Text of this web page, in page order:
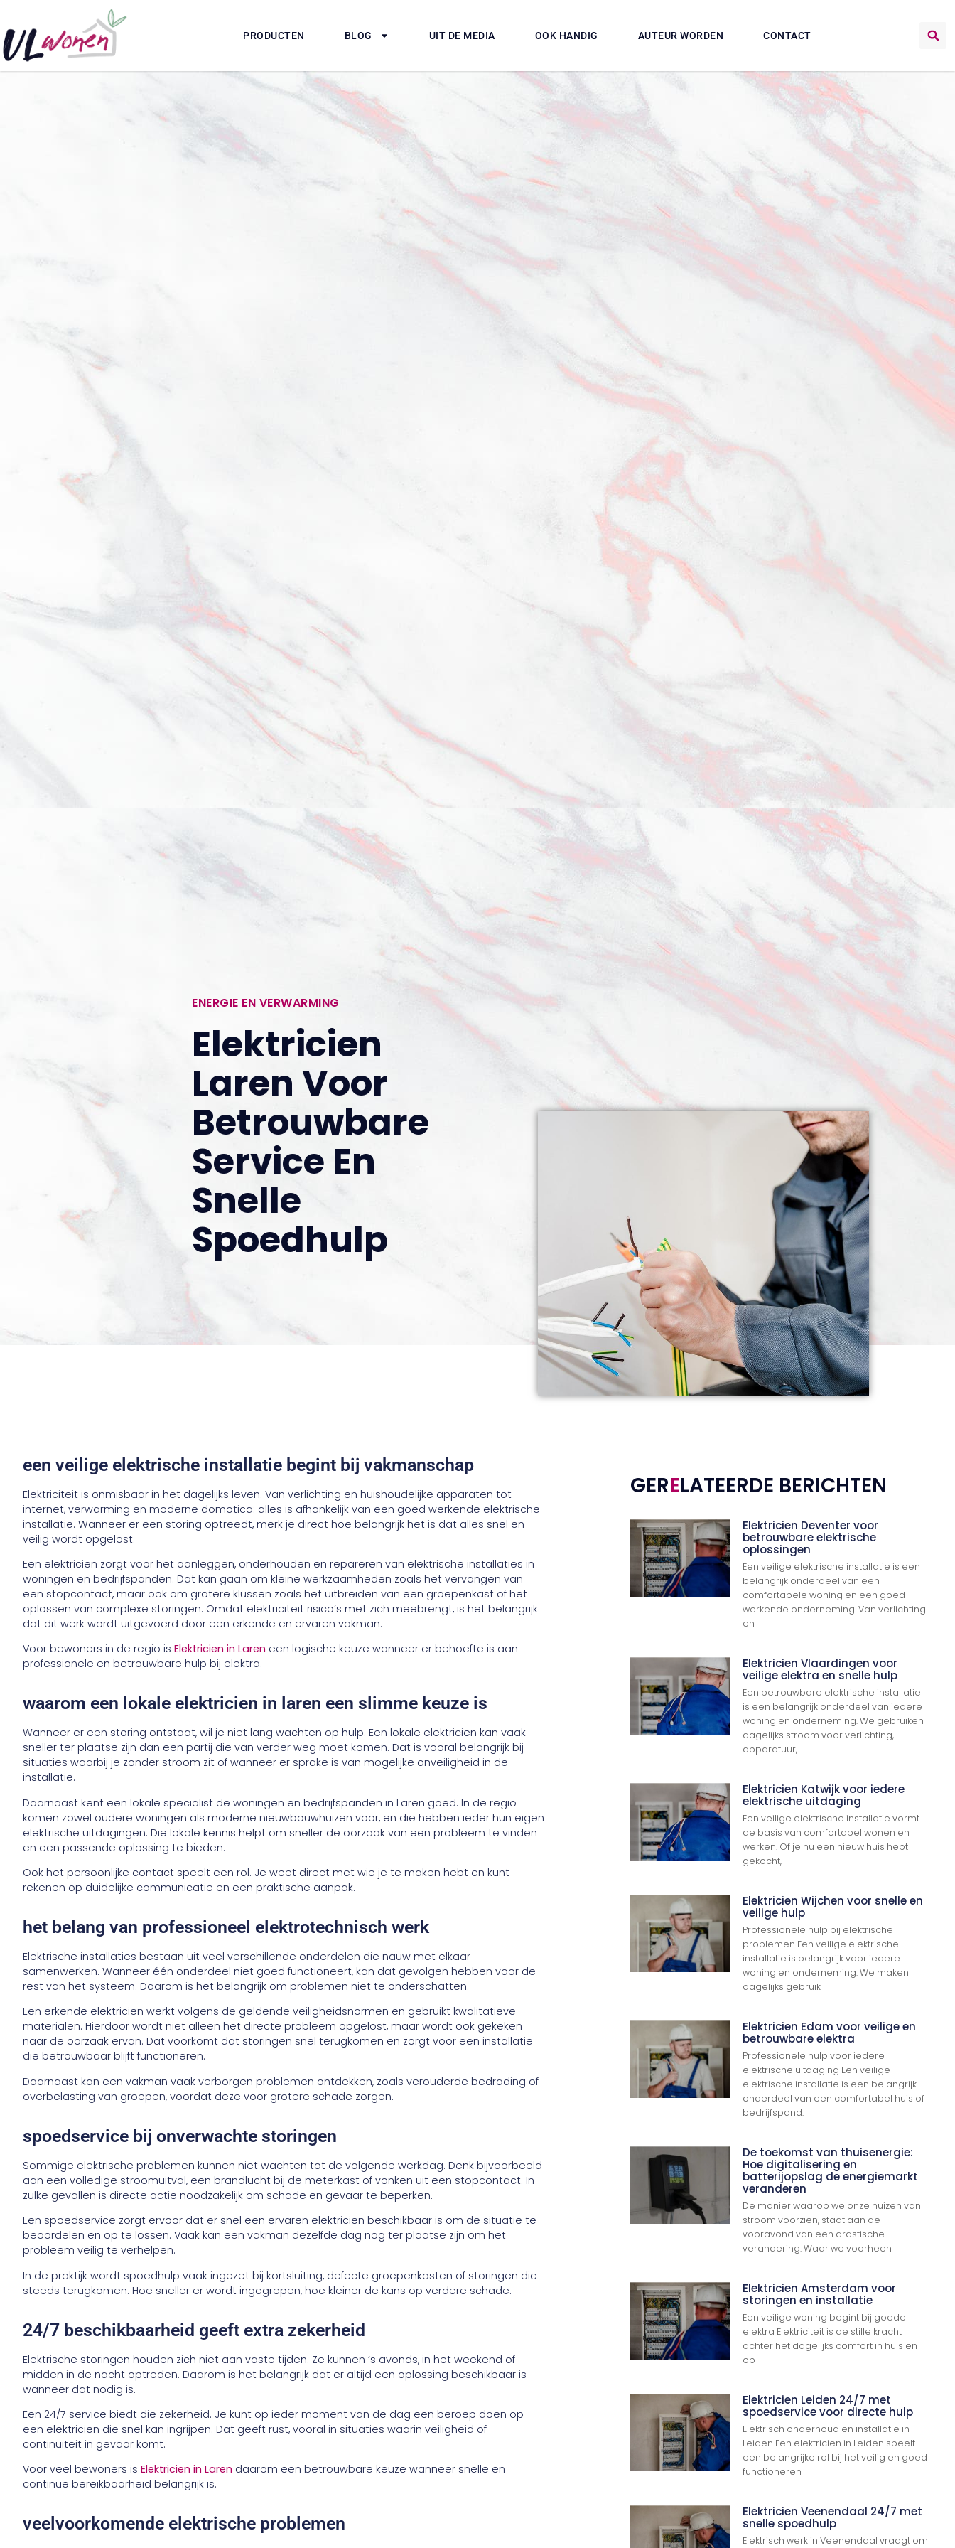
PRODUCTEN BLOG UIT DE MEDIA OOK HANDIG AUTEUR WORDEN CONTACT
ENERGIE EN VERWARMING
Elektricien
Laren Voor
Betrouwbare
Service En
Snelle
Spoedhulp
een veilige elektrische installatie begint bij vakmanschap
Elektriciteit is onmisbaar in het dagelijks leven. Van verlichting en huishoudelijke apparaten tot
internet, verwarming en moderne domotica: alles is afhankelijk van een goed werkende elektrische
installatie. Wanneer er een storing optreedt, merk je direct hoe belangrijk het is dat alles snel en
veilig wordt opgelost.
Een elektricien zorgt voor het aanleggen, onderhouden en repareren van elektrische installaties in
woningen en bedrijfspanden. Dat kan gaan om kleine werkzaamheden zoals het vervangen van
een stopcontact, maar ook om grotere klussen zoals het uitbreiden van een groepenkast of het
oplossen van complexe storingen. Omdat elektriciteit risico’s met zich meebrengt, is het belangrijk
dat dit werk wordt uitgevoerd door een erkende en ervaren vakman.
Voor bewoners in de regio isElektricien in Laren een logische keuze wanneer er behoefte is aan
professionele en betrouwbare hulp bij elektra.
waarom een lokale elektricien in laren een slimme keuze is
Wanneer er een storing ontstaat, wil je niet lang wachten op hulp. Een lokale elektricien kan vaak
sneller ter plaatse zijn dan een partij die van verder weg moet komen. Dat is vooral belangrijk bij
situaties waarbij je zonder stroom zit of wanneer er sprake is van mogelijke onveiligheid in de
installatie.
Daarnaast kent een lokale specialist de woningen en bedrijfspanden in Laren goed. In de regio
komen zowel oudere woningen als moderne nieuwbouwhuizen voor, en die hebben ieder hun eigen
elektrische uitdagingen. Die lokale kennis helpt om sneller de oorzaak van een probleem te vinden
en een passende oplossing te bieden.
Ook het persoonlijke contact speelt een rol. Je weet direct met wie je te maken hebt en kunt
rekenen op duidelijke communicatie en een praktische aanpak.
het belang van professioneel elektrotechnisch werk
Elektrische installaties bestaan uit veel verschillende onderdelen die nauw met elkaar
samenwerken. Wanneer één onderdeel niet goed functioneert, kan dat gevolgen hebben voor de
rest van het systeem. Daarom is het belangrijk om problemen niet te onderschatten.
Een erkende elektricien werkt volgens de geldende veiligheidsnormen en gebruikt kwalitatieve
materialen. Hierdoor wordt niet alleen het directe probleem opgelost, maar wordt ook gekeken
naar de oorzaak ervan. Dat voorkomt dat storingen snel terugkomen en zorgt voor een installatie
die betrouwbaar blijft functioneren.
Daarnaast kan een vakman vaak verborgen problemen ontdekken, zoals verouderde bedrading of
overbelasting van groepen, voordat deze voor grotere schade zorgen.
spoedservice bij onverwachte storingen
Sommige elektrische problemen kunnen niet wachten tot de volgende werkdag. Denk bijvoorbeeld
aan een volledige stroomuitval, een brandlucht bij de meterkast of vonken uit een stopcontact. In
zulke gevallen is directe actie noodzakelijk om schade en gevaar te beperken.
Een spoedservice zorgt ervoor dat er snel een ervaren elektricien beschikbaar is om de situatie te
beoordelen en op te lossen. Vaak kan een vakman dezelfde dag nog ter plaatse zijn om het
probleem veilig te verhelpen.
In de praktijk wordt spoedhulp vaak ingezet bij kortsluiting, defecte groepenkasten of storingen die
steeds terugkomen. Hoe sneller er wordt ingegrepen, hoe kleiner de kans op verdere schade.
24/7 beschikbaarheid geeft extra zekerheid
Elektrische storingen houden zich niet aan vaste tijden. Ze kunnen ’s avonds, in het weekend of
midden in de nacht optreden. Daarom is het belangrijk dat er altijd een oplossing beschikbaar is
wanneer dat nodig is.
Een 24/7 service biedt die zekerheid. Je kunt op ieder moment van de dag een beroep doen op
een elektricien die snel kan ingrijpen. Dat geeft rust, vooral in situaties waarin veiligheid of
continuïteit in gevaar komt.
Voor veel bewoners isElektricien in Laren daarom een betrouwbare keuze wanneer snelle en
continue bereikbaarheid belangrijk is.
veelvoorkomende elektrische problemen
GERELATEERDE BERICHTEN
Elektricien Deventer voor
betrouwbare elektrische
oplossingen
Een veilige elektrische installatie is een
belangrijk onderdeel van een
comfortabele woning en een goed
werkende onderneming. Van verlichting
en
Elektricien Vlaardingen voor
veilige elektra en snelle hulp
Een betrouwbare elektrische installatie
is een belangrijk onderdeel van iedere
woning en onderneming. We gebruiken
dagelijks stroom voor verlichting,
apparatuur,
Elektricien Katwijk voor iedere
elektrische uitdaging
Een veilige elektrische installatie vormt
de basis van comfortabel wonen en
werken. Of je nu een nieuw huis hebt
gekocht,
Elektricien Wijchen voor snelle en
veilige hulp
Professionele hulp bij elektrische
problemen Een veilige elektrische
installatie is belangrijk voor iedere
woning en onderneming. We maken
dagelijks gebruik
Elektricien Edam voor veilige en
betrouwbare elektra
Professionele hulp voor iedere
elektrische uitdaging Een veilige
elektrische installatie is een belangrijk
onderdeel van een comfortabel huis of
bedrijfspand.
De toekomst van thuisenergie:
Hoe digitalisering en
batterijopslag de energiemarkt
veranderen
De manier waarop we onze huizen van
stroom voorzien, staat aan de
vooravond van een drastische
verandering. Waar we voorheen
Elektricien Amsterdam voor
storingen en installatie
Een veilige woning begint bij goede
elektra Elektriciteit is de stille kracht
achter het dagelijks comfort in huis en
op
Elektricien Leiden 24/7 met
spoedservice voor directe hulp
Elektrisch onderhoud en installatie in
Leiden Een elektricien in Leiden speelt
een belangrijke rol bij het veilig en goed
functioneren
Elektricien Veenendaal 24/7 met
snelle spoedhulp
Elektrisch werk in Veenendaal vraagt om